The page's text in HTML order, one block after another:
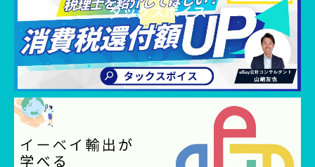
タックスボイス